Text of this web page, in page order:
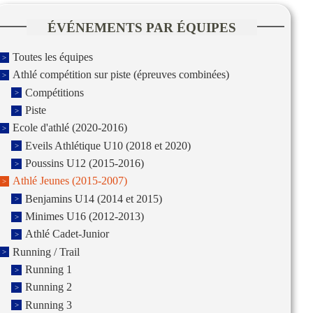
ÉVÉNEMENTS PAR ÉQUIPES
Toutes les équipes
Athlé compétition sur piste (épreuves combinées)
Compétitions
Piste
Ecole d'athlé (2020-2016)
Eveils Athlétique U10 (2018 et 2020)
Poussins U12 (2015-2016)
Athlé Jeunes (2015-2007)
Benjamins U14 (2014 et 2015)
Minimes U16 (2012-2013)
Athlé Cadet-Junior
Running / Trail
Running 1
Running 2
Running 3